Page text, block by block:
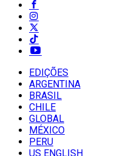
EDIÇÕES
ARGENTINA
BRASIL
CHILE
GLOBAL
MÉXICO
PERU
US ENGLISH